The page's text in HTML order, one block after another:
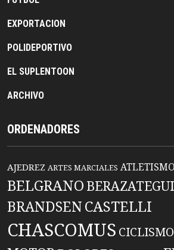
EXPORTACION
POLIDEPORTIVO
EL SUPLENTOON
ARCHIVO
ORDENADORES
AJEDREZ ARTES MARCIALES ATLETISMO
BELGRANO BERAZATEGUI
BRANDSENCASTELLI
CHASCOMUS CICLISMO